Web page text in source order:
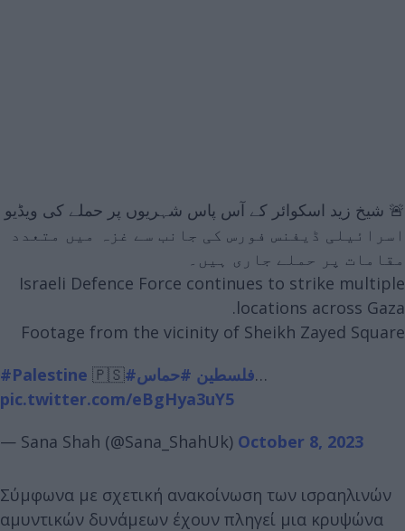
🚨 شیخ زید اسکوائر کے آس پاس شہریوں پر حملے کی ویڈیو
اسرائیلی ڈیفنس فورس کی جانب سے غزہ میں متعدد
مقامات پر حملے جاری ہیں۔
Israeli Defence Force continues to strike multiple
locations across Gaza.
Footage from the vicinity of Sheikh Zayed Square
#Palestine 🇵🇸 #فلسطين #حماس
…
pic.twitter.com/eBgHya3uY5
— Sana Shah (@Sana_ShahUk) October 8, 2023
Σύμφωνα με σχετική ανακοίνωση των ισραηλινών
αμυντικών δυνάμεων έχουν πληγεί μια κρυψώνα